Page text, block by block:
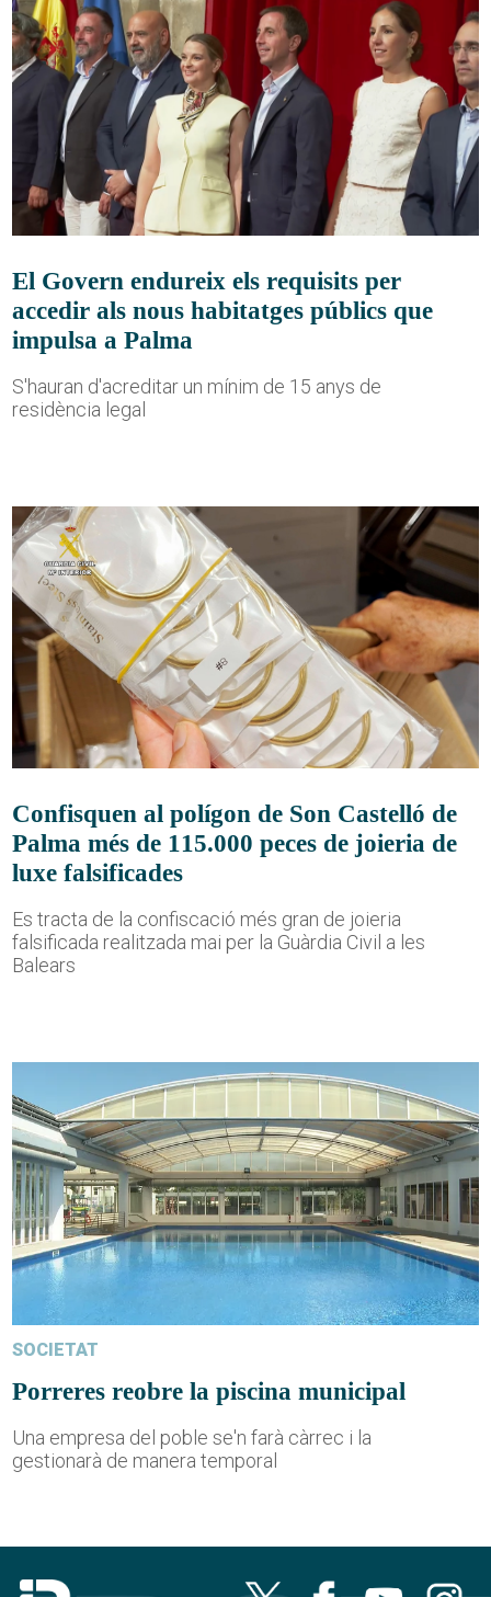
El Govern endureix els requisits per
accedir als nous habitatges públics que
impulsa a Palma
S'hauran d'acreditar un mínim de 15 anys de
residència legal
Confisquen al polígon de Son Castelló de
Palma més de 115.000 peces de joieria de
luxe falsificades
Es tracta de la confiscació més gran de joieria
falsificada realitzada mai per la Guàrdia Civil a les
Balears
SOCIETAT
Porreres reobre la piscina municipal
Una empresa del poble se'n farà càrrec i la
gestionarà de manera temporal